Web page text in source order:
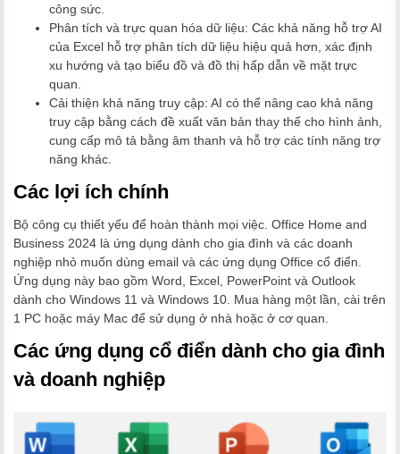
công sức.
Phân tích và trực quan hóa dữ liệu: Các khả năng hỗ trợ AI
của Excel hỗ trợ phân tích dữ liệu hiệu quả hơn, xác định
xu hướng và tạo biểu đồ và đồ thị hấp dẫn về mặt trực
quan.
Cải thiện khả năng truy cập: AI có thể nâng cao khả năng
truy cập bằng cách đề xuất văn bản thay thế cho hình ảnh,
cung cấp mô tả bằng âm thanh và hỗ trợ các tính năng trợ
năng khác.
Các lợi ích chính
Bộ công cụ thiết yếu để hoàn thành mọi việc. Office Home and
Business 2024 là ứng dụng dành cho gia đình và các doanh
nghiệp nhỏ muốn dùng email và các ứng dụng Office cổ điển.
Ứng dụng này bao gồm Word, Excel, PowerPoint và Outlook
dành cho Windows 11 và Windows 10. Mua hàng một lần, cài trên
1 PC hoặc máy Mac để sử dụng ở nhà hoặc ở cơ quan.
Các ứng dụng cổ điển dành cho gia đình
và doanh nghiệp